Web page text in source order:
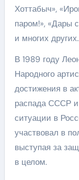
Хоттабыч»,
паром!», «Дары
и многих других.
В 1989 году
Народного
достижения в
распада СССР и
ситуации в
участвовал в
выступая за
в целом.